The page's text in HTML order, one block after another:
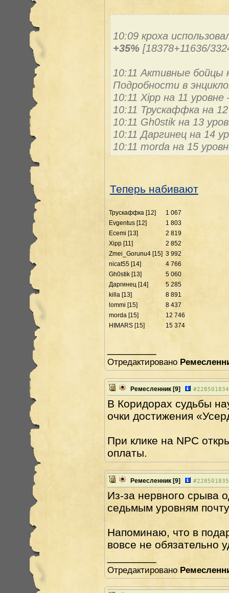
10:09 кроха
+35% [18378+11636/
10:11 Активные бойцы
Подробноcти в
10:11 Xipp на 11
10:11 Трускаффка на
10:11 Gh0stik на 13
10:11 Даргинец на 14
10:11 morda на 15
Теперь набивают
Трускаффка [12]
1 067
Evgentus [12]
1 803
Ecemi [13]
2 819
Xipp [11]
2 852
Zmei_Gorunu4 [15] 3 992
nicat55 [14]
4 766
Gh0stik [13]
5 060
Даргинец [14]
5 285
killa [13]
8 891
lommi [15]
8 437
morda [15]
12 746
HIMARS [15]
15 374
________
Отредактировано
Ремесленник [9] #228501834
В Коридорах судьбы
очки достижения
При клике на NPC
оплаты.
Ремесленник [9] #228501835
Из-за нервного срыва
седьмым уровням
Напоминаю, что в
вовсе не обязательно
________
Отредактировано